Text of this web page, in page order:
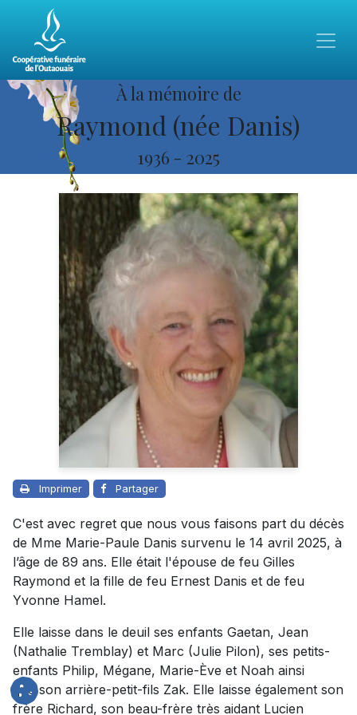
À la mémoire de
Raymond (née Danis)
1936 - 2025
Imprimer Partager
C'est avec regret que nous vous faisons part du décès
de Mme Marie-Paule Danis survenu le 14 avril 2025, à
l’âge de 89 ans. Elle était l'épouse de feu Gilles
Raymond et la fille de feu Ernest Danis et de feu
Yvonne Hamel.
Elle laisse dans le deuil ses enfants Gaetan, Jean
(Nathalie Tremblay) et Marc (Julie Pilon), ses petits-
enfants Philip, Mégane, Marie-Ève et Noah ainsi
que son arrière-petit-fils Zak. Elle laisse également son
frère Richard, son beau-frère très aidant Lucien